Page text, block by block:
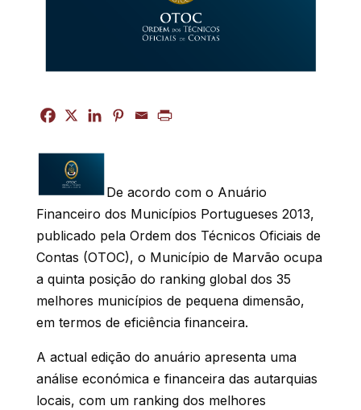
De acordo com o Anuário
Financeiro dos Municípios Portugueses 2013,
publicado pela Ordem dos Técnicos Oficiais de
Contas (OTOC), o Município de Marvão ocupa
a quinta posição do ranking global dos 35
melhores municípios de pequena dimensão,
em termos de eficiência financeira.
A actual edição do anuário apresenta uma
análise económica e financeira das autarquias
locais, com um ranking dos melhores